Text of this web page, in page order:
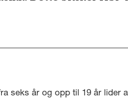
seks år og opp til 19 år lider